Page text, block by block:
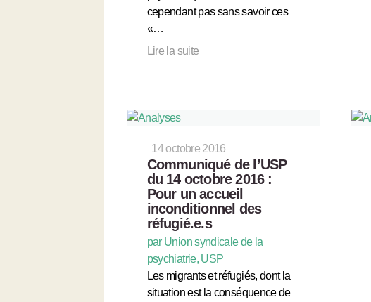
cependant pas sans savoir ces
«…
Lire la suite
14 octobre 2016
Communiqué de l’USP
du 14 octobre 2016 :
Pour un accueil
inconditionnel des
réfugié.e.s
par Union syndicale de la
psychiatrie, USP
Les migrants et réfugiés, dont la
situation est la conséquence de